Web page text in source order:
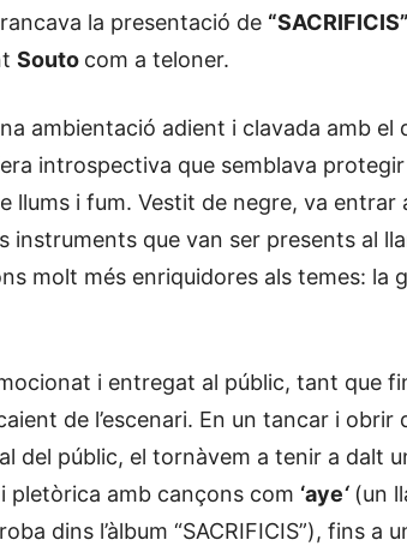
la presentació de “SACRIFICIS”
Souto com a teloner.
ambientació adient i clavada amb el
introspectiva que semblava
llums i fum. Vestit de negre, va entrar
instruments que van ser presents al
molt més enriquidores als temes: la
i entregat al públic, tant que
de l’escenari. En un tancar i obrir
del públic, el tornàvem a tenir a dalt
pletòrica amb cançons com ‘aye‘(un
dins l’àlbum “SACRIFICIS”), fins a